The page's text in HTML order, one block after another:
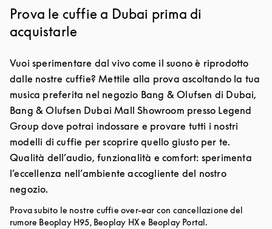
Prova le cuffie a Dubai prima di
acquistarle
Vuoi sperimentare dal vivo come il suono è riprodotto
dalle nostre cuffie? Mettile alla prova ascoltando la tua
musica preferita nel negozio Bang & Olufsen di Dubai,
Bang & Olufsen Dubai Mall Showroom presso Legend
Group dove potrai indossare e provare tutti i nostri
modelli di cuffie per scoprire quello giusto per te.
Qualità dell’audio, funzionalità e comfort: sperimenta
l’eccellenza nell’ambiente accogliente del nostro
negozio.
Prova subito le nostre cuffie over-ear con cancellazione del
rumore Beoplay H95, Beoplay HX e Beoplay Portal.